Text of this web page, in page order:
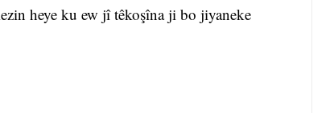
heye ku ew jî têkoşîna ji bo jiyaneke